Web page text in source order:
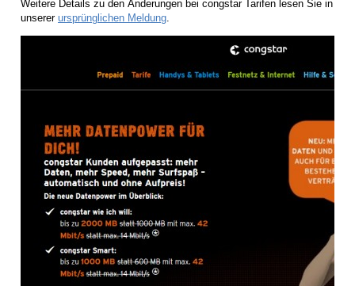
Weitere Details zu den Änderungen bei congstar Tarifen lesen Sie in
unserer ursprünglichen Meldung